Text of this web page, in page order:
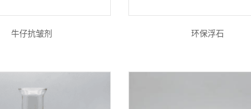
牛仔抗皱剂 环保浮石